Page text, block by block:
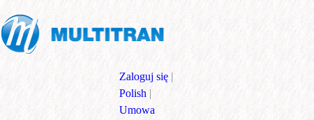
Zaloguj się |
Polish |
Umowa